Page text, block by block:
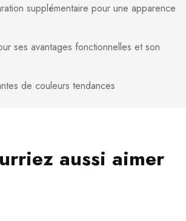
supplémentaire pour une apparence
ses avantages fonctionnelles et son
de couleurs tendances
aussi aimer